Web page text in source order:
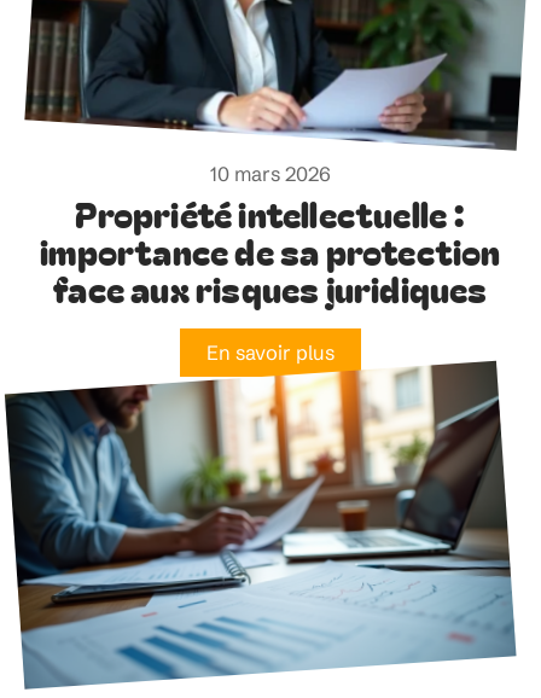
10 mars 2026
Propriété intellectuelle :
importance de sa protection
face aux risques juridiques
En savoir plus